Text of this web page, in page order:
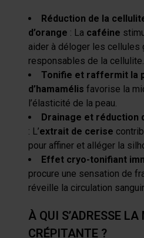
Réduction de la
d’orange : La caféine
aider à déloger les cellules
responsables de la cellulite.
Tonifie et raffermit la
d’hamamélis favorise la
l’élasticité de la peau.
Drainage et réduction
: L’extrait de cerise
pour affiner et alléger la
Effet cryo-tonifiant
procure une sensation de
réveille la circulation
À QUI S’ADRESSE LA
CRÉPITANTE ?